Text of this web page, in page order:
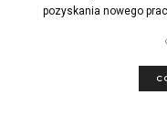
pozyskania nowego